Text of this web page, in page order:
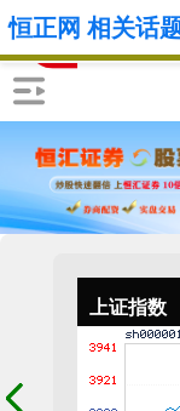
上证指数
恒正网 相关话